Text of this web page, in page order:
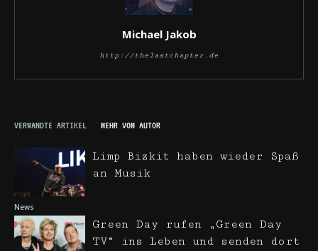
Michael Jakob
http://thelastchapter.de
VERWANDTE ARTIKEL MEHR VOM AUTOR
News
Limp Bizkit haben wieder Spaß
an Musik
Green Day rufen „Green Day
TV“ ins Leben und senden dort